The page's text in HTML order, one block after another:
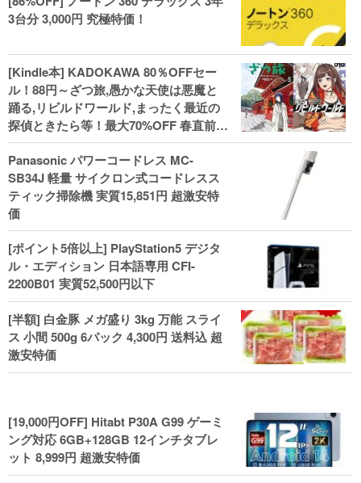
3台分 3,000円 究極特価！
[Kindle本] KADOKAWA 80％OFFセー
ル！88円～ざつ旅,愚かな天使は悪魔と
踊る,リビルドワールド,まったく最近の
探偵ときたら等！最大70%OFF 春直前大
セール開始、実用本・小説などがセー
ル！
Panasonic パワーコードレス MC-
SB34J 軽量 サイクロン式コードレスス
ティック掃除機 実質15,851円 超激安特
価
[ポイント5倍以上] PlayStation5 デジタ
ル・エディション 日本語専用 CFI-
2200B01 実質52,500円以下
[半額] 白金豚 メガ盛り 3kg 万能 スライ
ス 小間 500g 6パック 4,300円 送料込 超
激安特価
[19,000円OFF] Hitabt P30A G99 ゲーミ
ング対応 6GB+128GB 12インチタブレ
ット 8,999円 超激安特価